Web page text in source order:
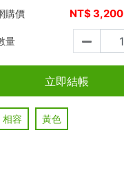
購價
NT$3,200
量
立即結帳
相容 黃色